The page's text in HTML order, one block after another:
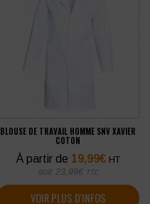
BLOUSE DE TRAVAIL HOMME SNV XAVIER
COTON
À partir de 19,99€ HT
soit 23,99€ TTC
VOIR PLUS D'INFOS